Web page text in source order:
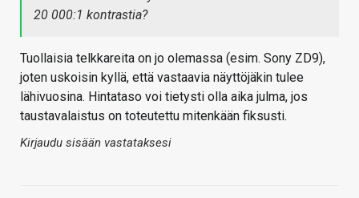
20 000:1 kontrastia?
Tuollaisia telkkareita on jo olemassa (esim. Sony ZD9),
joten uskoisin kyllä, että vastaavia näyttöjäkin tulee
lähivuosina. Hintataso voi tietysti olla aika julma, jos
taustavalaistus on toteutettu mitenkään fiksusti.
Kirjaudu sisään vastataksesi